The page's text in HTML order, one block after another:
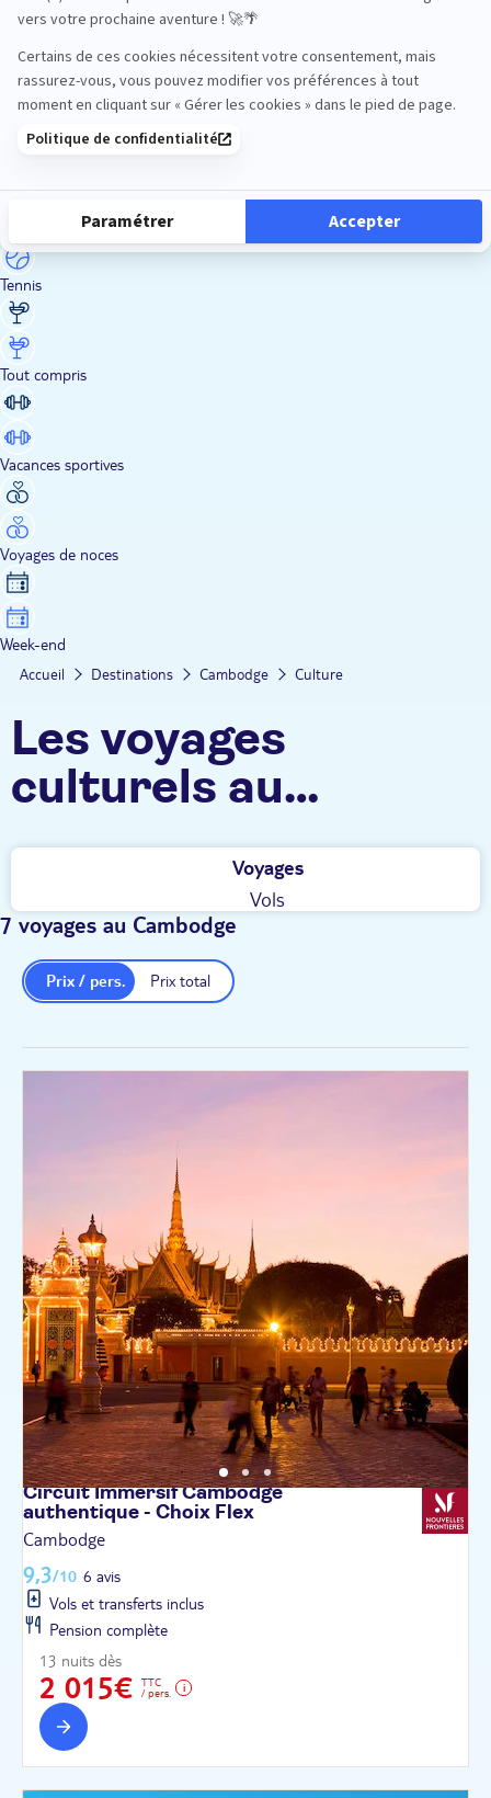
Road Trips
Safari
Sénior
Tennis
Tout compris
Vacances sportives
Voyages de noces
Week-end
Accueil Destinations Cambodge Culture
Les voyages
culturels au
Cambodge TUI
Voyages
Vols
7 voyages au Cambodge
Prix total
Prix / pers.
Circuit Immersif Cambodge
authentique - Choix Flex
Cambodge
9,3/10 6 avis
Vols et transferts inclus
Pension complète
13 nuits dès
2 015€
TTC
/ pers.